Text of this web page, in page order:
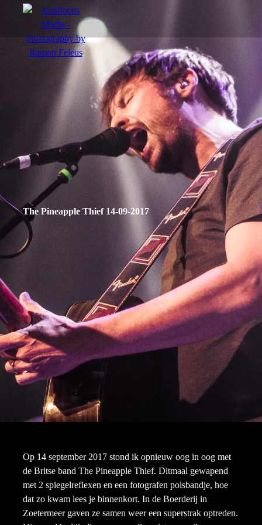
Actie
Portretten
Sfeer
nl
The Pineapple Thief 14-09-2017
Op 14 september 2017 stond ik opnieuw oog in oog met
de Britse band The Pineapple Thief. Ditmaal gewapend
met 2 spiegelreflexen en een fotografen polsbandje, hoe
dat zo kwam lees je binnenkort. In de Boerderij in
Zoetermeer gaven ze samen weer een superstrak optreden.